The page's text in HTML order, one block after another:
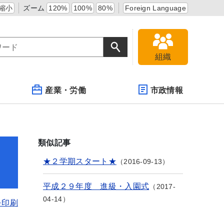
小 ズーム 120% 100% 80% Foreign Language
組織
産業・労働 市政情報
刷
類似記事
★２学期スタート★ 2016-09-13
平成２９年度 進級・入園式
2017-
04-14